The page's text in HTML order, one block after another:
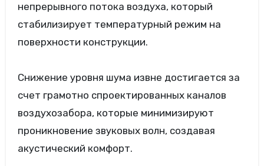
непрерывного потока воздуха, который
стабилизирует температурный режим на
поверхности конструкции.
Снижение уровня шума извне достигается за
счет грамотно спроектированных каналов
воздухозабора, которые минимизируют
проникновение звуковых волн, создавая
акустический комфорт.